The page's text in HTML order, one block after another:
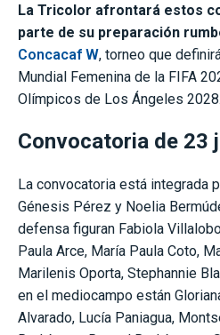
La Tricolor afrontará estos
parte de su preparación
Concacaf W, torneo que
Mundial Femenina de la FIFA
Olímpicos de Los Ángeles 2028.
Convocatoria de 23
La convocatoria está integrada
Génesis Pérez y Noelia
defensa figuran Fabiola
Paula Arce, María Paula Coto,
Marilenis Oporta, Stephannie
en el mediocampo están
Alvarado, Lucía Paniagua,